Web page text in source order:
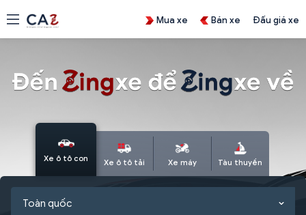
Mua xe Bán xe Đấu giá xe
Xe ô tô con Xe ô tô tải Xe máy Tàu thuyền
Toàn quốc